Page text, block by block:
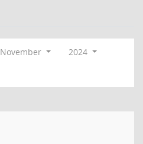
November
2024